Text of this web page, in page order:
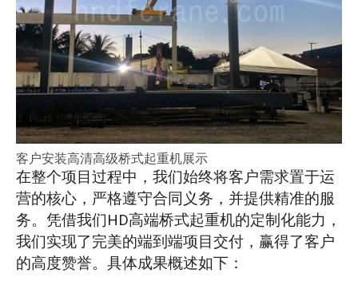
客户安装高清高级桥式起重机展示
在整个项目过程中，我们始终将客户需求置于运
营的核心，严格遵守合同义务，并提供精准的服
务。凭借我们HD高端桥式起重机的定制化能力，
我们实现了完美的端到端项目交付，赢得了客户
的高度赞誉。具体成果概述如下：